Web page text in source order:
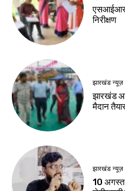
करियर
मर्चेंट नेवी में कैसे बनाएं
करियर, कौन-सी पढ़ाई
जरूरी और कितनी मिलती
है सैलरी?
Birsa Bhumi Live -
August 8, 2026
नवीनतम लेख
रांची में
युवतियों